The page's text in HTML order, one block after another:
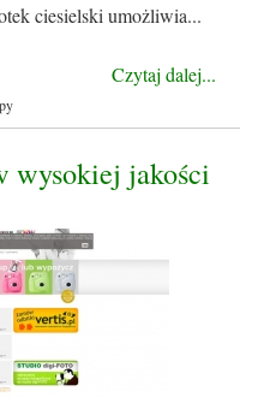
ciesielski umożliwia...
Czytaj dalej...
wysokiej jakości